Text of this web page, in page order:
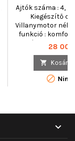
Ajtók száma : 4,
Kiegészítő
Villanymotor
funkció :
mód : Ár
28 003
 Kosárba

